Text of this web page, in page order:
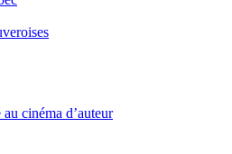
cinéma d’auteur